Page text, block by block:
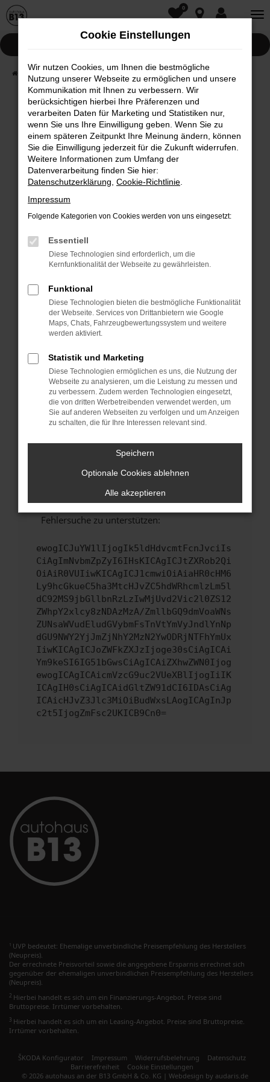
Zum
0
Fahrzeugwelt
Fehler: Network Error
Beim Laden ist ein Fehler aufgetreten.
Hier sind ein paar Tipps, die dir helfen können:
Überprüfe deine Firewall und deine
Internetverbindung.
Laden andere Webseiten, zum Beispiel deine
Manche Erweiterungen, wie Werbeblocker,
können das Laden bestimmter Seiten
verhindern. Funktioniert die Seite in einem
Fenster?
Starte dein Gerät neu.
Das kann manchmal helfen, vorübergehende
Probleme zu beheben.
Stelle sicher, dass dein Browser und dein
Betriebssystem auf dem neuesten Stand
sind.
Veraltete Software birgt nicht nur ein
Sicherheitsrisiko, sondern kann auch dazu
führen, dass bestimmte Funktionen nicht mehr
Wende dich an den Webseitenbetreiber.
hast, kontaktiere uns bitte. Wir werden
versuchen, das Problem zu beheben. Du kannst
uns diesen Text schicken, um uns bei der
Fehlersuche zu unterstützen:
ewogICJuYW1lIjogIk5ldHdvcmtFcnJvciIs
CiAgImNvbmZpZyI6IHsKICAgICJtZXRob2Qi
OiAiR0VUIiwKICAgICJ1cmwiOiAiaHR0cHM6
Ly9hcGkueC5ha3MtcHJvZC5hdWRhcmlzLm5l
dC92MS9jbGllbnRzLzIwMjUvd2Vic2l0ZS12
ZWhpY2xlcy8zNDAzMzA/ZmllbGQ9dmVoaWNs
ZUNsaWVudEludGVybmFsTnVtYmVyJndlYnNp
dGU9NWY2YjJmZjNhY2MzN2YwODRjNTFhYmUx
IiwKICAgICJoZWFkZXJzIjoge30sCiAgICAi
Ym9keSI6IG51bGwsCiAgICAiZXhwZWN0Ijog
ewogICAgICAicmVzcG9uc2VUeXBlIjogIiIK
ICAgIH0sCiAgICAidGltZW91dCI6IDAsCiAg
ICAicHJvZ3Jlc3MiOiBudWxsLAogICAgInJp
c2t5IjogZmFsc2UKICB9Cn0=
1 UVP bedeutet: Ehemalige unverbindliche Preisempfehlung des Herstellers
(Neupreis).
Der errechnete Preisvorteil sowie die angegebene Ersparnis errechnet sich
gegenüber der ehemaligen unverbindlichen Preisempfehlung des Herstellers
(Neupreis).
2 Hierbei handelt es sich um ein Finanzierungs-Angebot. Preise sind
Bruttopreise. Irrtümer vorbehalten.
3 Hierbei handelt es sich um ein Leasing-Angebot. Preise sind Bruttopreise.
Irrtümer vorbehalten.
ŠKODA Konfigurator Impressum Widerrufsbelehrung
Datenschutz
Barrierefreiheit
Cookie Einstellungen
© 2026 autohaus an der B13 GmbH & Co. KG | Webdesign by audaris.de
Cookie Einstellungen
Wir nutzen Cookies, um Ihnen die bestmögliche
Nutzung unserer Webseite zu ermöglichen und unsere
Kommunikation mit Ihnen zu verbessern. Wir
berücksichtigen hierbei Ihre Präferenzen und
verarbeiten Daten für Marketing und Statistiken nur,
wenn Sie uns Ihre Einwilligung geben. Wenn Sie zu
einem späteren Zeitpunkt Ihre Meinung ändern, können
Sie die Einwilligung jederzeit für die Zukunft widerrufen.
Weitere Informationen zum Umfang der
Datenverarbeitung finden Sie hier:
Datenschutzerklärung Cookie-Richtlinie
Impressum
Folgende Kategorien von Cookies werden von uns eingesetzt:
Essentiell
Diese Technologien sind erforderlich, um die
Kernfunktionalität der Webseite zu gewährleisten.
Funktional
Diese Technologien bieten die bestmögliche Funktionalität
der Webseite. Services von Drittanbietern wie Google
Maps, Chats, Fahrzeugbewertungssystem und weitere
werden aktiviert.
Statistik und Marketing
Diese Technologien ermöglichen es uns, die Nutzung der
Webseite zu analysieren, um die Leistung zu messen und
zu verbessern. Zudem werden Technologien eingesetzt,
die von dritten Werbetreibenden verwendet werden, um
Sie auf anderen Webseiten zu verfolgen und um Anzeigen
zu schalten, die für Ihre Interessen relevant sind.
Speichern
Optionale Cookies ablehnen
Alle akzeptieren